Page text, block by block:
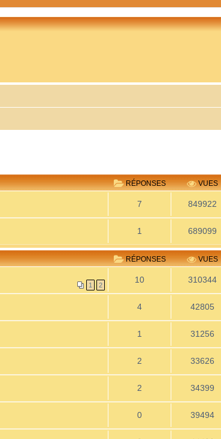
RÉPONSES VUES
7 849922
1 689099
RÉPONSES VUES
1 2
10 310344
4 42805
1 31256
2 33626
2 34399
0 39494